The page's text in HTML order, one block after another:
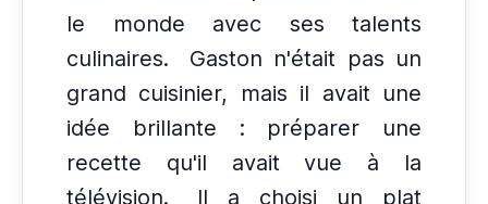
le monde avec ses talents
culinaires.
Gaston n'était pas un
grand cuisinier, mais il avait une
idée brillante : préparer une
recette qu'il avait vue à la
télévision.
Il a choisi un plat